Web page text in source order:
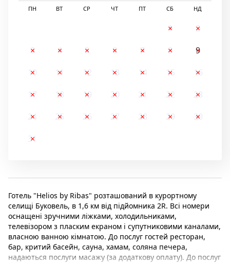
ПН ВТ СР ЧТ ПТ СБ НД
1
2
3
4 5 6 7 8
9
10
11 12 13 14 15
16
17
18 19 20 21 22
23
24
25 26 27 28 29
30
31
Готель "Helios by Ribas" розташований в курортному
селищі Буковель, в 1,6 км від підйомника 2R. Всі номери
оснащені зручними ліжками, холодильниками,
телевізором з пласким екраном і супутниковими каналами,
власною ванною кімнатою. До послуг гостей ресторан,
бар, критий басейн, сауна, хамам, соляна печера,
надаються послуги масажу (за додаткову оплату). До послуг